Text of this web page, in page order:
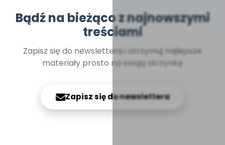
Bądź na bieżąco z najnowszymi
treściami
Zapisz się do newslettera i otrzymuj najlepsze
materiały prosto na swoją skrzynkę
Zapisz się do newslettera